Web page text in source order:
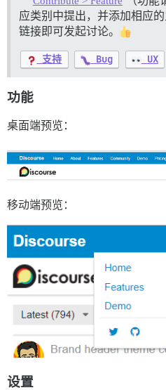
应类别中提出，并添加相应
链接即可发起讨论。
支持 Bug UX
功能
桌面端预览：
移动端预览：
设置